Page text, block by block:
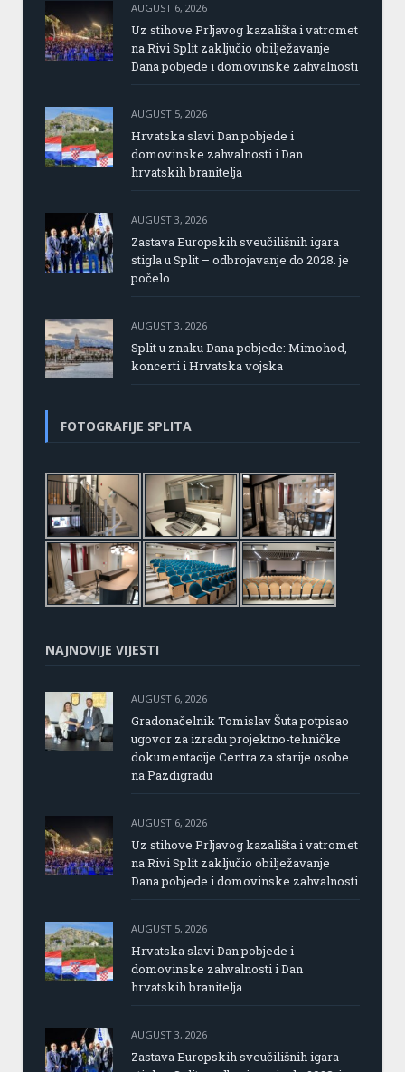
AUGUST 6, 2026
Uz stihove Prljavog kazališta i vatromet
na Rivi Split zaključio obilježavanje
Dana pobjede i domovinske zahvalnosti
AUGUST 5, 2026
Hrvatska slavi Dan pobjede i
domovinske zahvalnosti i Dan
hrvatskih branitelja
AUGUST 3, 2026
Zastava Europskih sveučilišnih igara
stigla u Split – odbrojavanje do 2028. je
počelo
AUGUST 3, 2026
Split u znaku Dana pobjede: Mimohod,
koncerti i Hrvatska vojska
FOTOGRAFIJE SPLITA
NAJNOVIJE VIJESTI
AUGUST 6, 2026
Gradonačelnik Tomislav Šuta potpisao
ugovor za izradu projektno-tehničke
dokumentacije Centra za starije osobe
na Pazdigradu
AUGUST 6, 2026
Uz stihove Prljavog kazališta i vatromet
na Rivi Split zaključio obilježavanje
Dana pobjede i domovinske zahvalnosti
AUGUST 5, 2026
Hrvatska slavi Dan pobjede i
domovinske zahvalnosti i Dan
hrvatskih branitelja
AUGUST 3, 2026
Zastava Europskih sveučilišnih igara